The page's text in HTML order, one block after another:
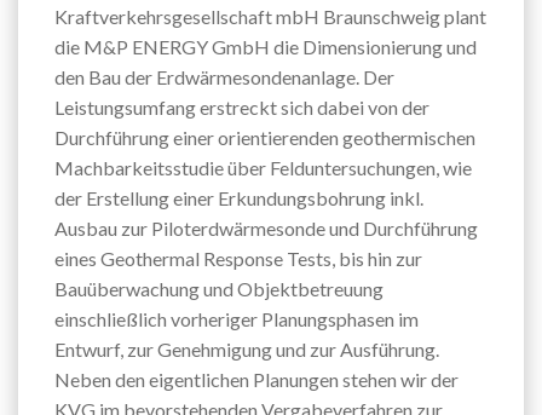
Kraftverkehrsgesellschaft mbH Braunschweig plant
die M&P ENERGY GmbH die Dimensionierung und
den Bau der Erdwärmesondenanlage. Der
Leistungsumfang erstreckt sich dabei von der
Durchführung einer orientierenden geothermischen
Machbarkeitsstudie über Felduntersuchungen, wie
der Erstellung einer Erkundungsbohrung inkl.
Ausbau zur Piloterdwärmesonde und Durchführung
eines Geothermal Response Tests, bis hin zur
Bauüberwachung und Objektbetreuung
einschließlich vorheriger Planungsphasen im
Entwurf, zur Genehmigung und zur Ausführung.
Neben den eigentlichen Planungen stehen wir der
KVG im bevorstehenden Vergabeverfahren zur